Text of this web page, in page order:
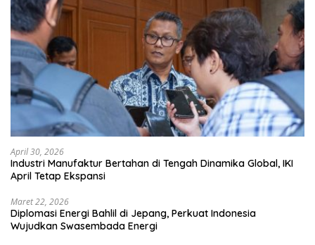
April 30, 2026
Industri Manufaktur Bertahan di Tengah Dinamika Global, IKI
April Tetap Ekspansi
Maret 22, 2026
Diplomasi Energi Bahlil di Jepang, Perkuat Indonesia
Wujudkan Swasembada Energi